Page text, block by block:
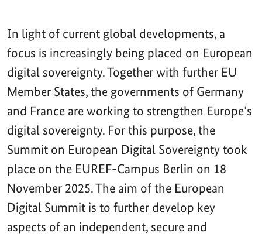
In light of current global developments, a
focus is increasingly being placed on European
digital sovereignty. Together with further EU
Member States, the governments of Germany
and France are working to strengthen Europe’s
digital sovereignty. For this purpose, the
Summit on European Digital Sovereignty took
place on the EUREF-Campus Berlin on 18
November 2025. The aim of the European
Digital Summit is to further develop key
aspects of an independent, secure and